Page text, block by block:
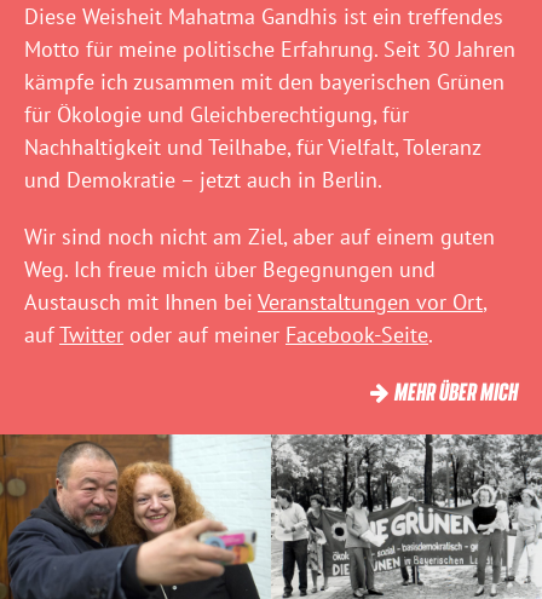
Diese Weisheit Mahatma Gandhis ist ein treffendes
Motto für meine politische Erfahrung. Seit 30 Jahren
kämpfe ich zusammen mit den bayerischen Grünen
für Ökologie und Gleichberechtigung, für
Nachhaltigkeit und Teilhabe, für Vielfalt, Toleranz
und Demokratie – jetzt auch in Berlin.
Wir sind noch nicht am Ziel, aber auf einem guten
Weg. Ich freue mich über Begegnungen und
Austausch mit Ihnen bei Veranstaltungen vor Ort,
aufTwitter oder auf meiner Facebook-Seite.
MEHR ÜBER MICH